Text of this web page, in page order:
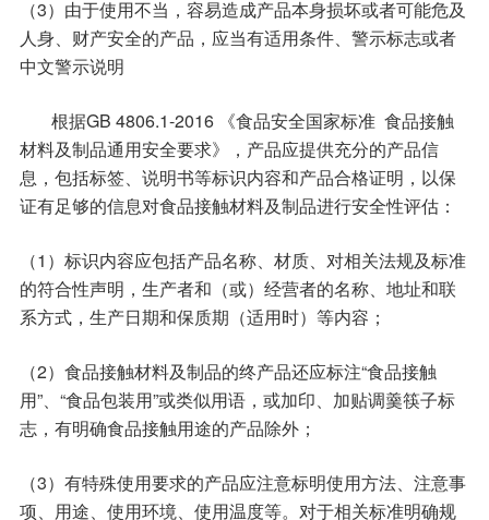
（3）由于使用不当，容易造成产品本身损坏或者可能危及
人身、财产安全的产品，应当有适用条件、警示标志或者
中文警示说明
根据GB 4806.1-2016 《食品安全国家标准 食品接触
材料及制品通用安全要求》，产品应提供充分的产品信
息，包括标签、说明书等标识内容和产品合格证明，以保
证有足够的信息对食品接触材料及制品进行安全性评估：
（1）标识内容应包括产品名称、材质、对相关法规及标准
的符合性声明，生产者和（或）经营者的名称、地址和联
系方式，生产日期和保质期（适用时）等内容；
（2）食品接触材料及制品的终产品还应标注“食品接触
用”、“食品包装用”或类似用语，或加印、加贴调羹筷子标
志，有明确食品接触用途的产品除外；
（3）有特殊使用要求的产品应注意标明使用方法、注意事
项、用途、使用环境、使用温度等。对于相关标准明确规